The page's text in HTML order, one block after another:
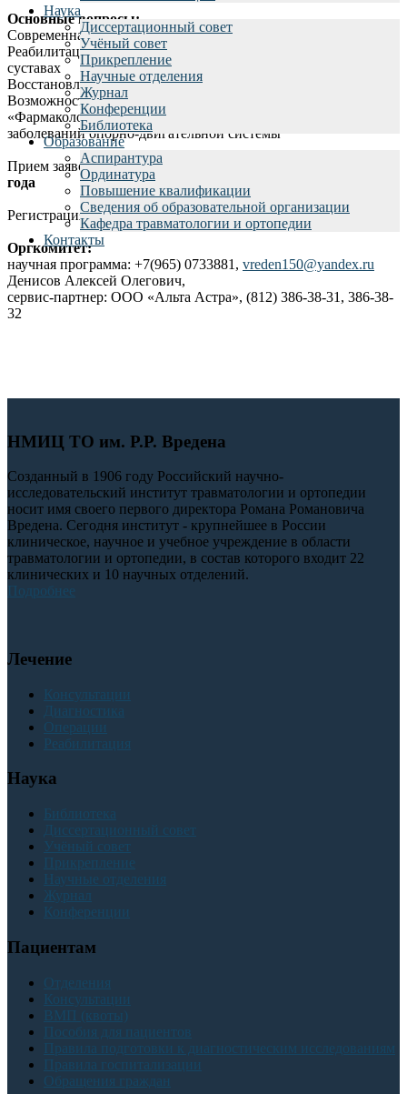
Наука
Диссертационный совет
Учёный совет
Прикрепление
Научные отделения
Журнал
Конференции
Библиотека
Образование
Аспирантура
Ординатура
Повышение квалификации
Сведения об образовательной организации
Кафедра травматологии и ортопедии
Контакты
Основные вопросы:
Современная реабилитация после травм
Реабилитация после ортопедических операций на крупных
суставах
Восстановление после операций на позвоночнике
Возможности клеточных технологий при реабилитации
«Фармакологическая» реабилитация хронических
заболеваний опорно-двигательной системы
Прием заявок на участие в конференции
года
Регистрация на сайтеwww.rniito.ruв разделе «конференции»
Оргкомитет:
научная программа: +7(965) 0733881, vreden150@yandex.ru
Денисов Алексей Олегович,
сервис-партнер: ООО «Альта Астра», (812) 386-38-31, 386-38-
32
НМИЦ ТО им. Р.Р. Вредена
Созданный в 1906 году Российский научно-
исследовательский институт травматологии и ортопедии
носит имя своего первого директора Романа Романовича
Вредена. Сегодня институт - крупнейшее в России
клиническое, научное и учебное учреждение в области
травматологии и ортопедии, в состав которого входит 22
клинических и 10 научных отделений.
Подробнее
Лечение
Консультации
Диагностика
Операции
Реабилитация
Наука
Библиотека
Диссертационный совет
Учёный совет
Прикрепление
Научные отделения
Журнал
Конференции
Пациентам
Отделения
Консультации
ВМП (квоты)
Пособия для пациентов
Правила подготовки к диагностическим исследованиям
Правила госпитализации
Обращения граждан